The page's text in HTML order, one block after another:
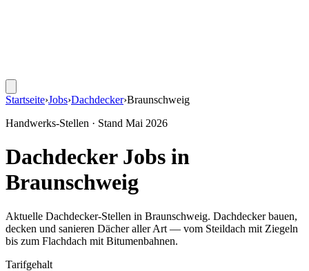
Startseite›Jobs›Dachdecker›Braunschweig
Handwerks-Stellen · Stand Mai 2026
DachdeckerJobs in
Braunschweig
Aktuelle Dachdecker-Stellen in Braunschweig. Dachdecker bauen,
decken und sanieren Dächer aller Art — vom Steildach mit Ziegeln
bis zum Flachdach mit Bitumenbahnen.
Tarifgehalt